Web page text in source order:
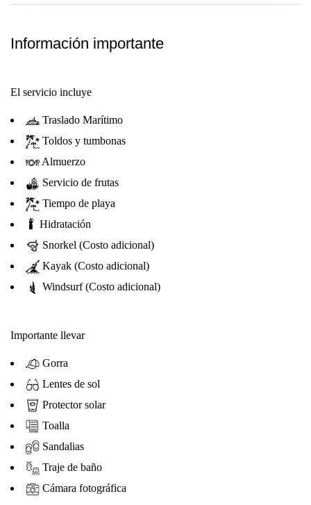
Información importante
El servicio incluye
Traslado Marítimo
Toldos y tumbonas
Almuerzo
Servicio de frutas
Tiempo de playa
Hidratación
Snorkel (Costo adicional)
Kayak (Costo adicional)
Windsurf (Costo adicional)
Importante llevar
Gorra
Lentes de sol
Protector solar
Toalla
Sandalias
Traje de baño
Cámara fotográfica